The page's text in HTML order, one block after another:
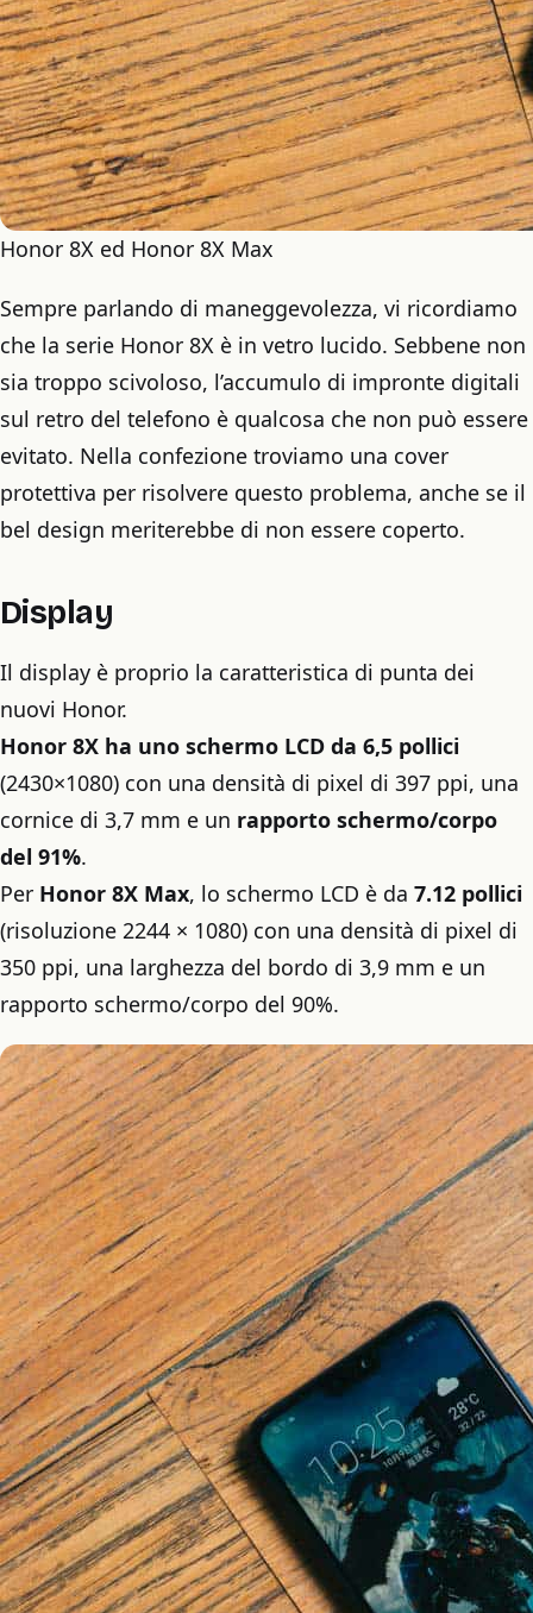
Honor 8X ed Honor 8X Max
Sempre parlando di maneggevolezza, vi ricordiamo
che la serie Honor 8X è in vetro lucido. Sebbene non
sia troppo scivoloso, l’accumulo di impronte digitali
sul retro del telefono è qualcosa che non può essere
evitato. Nella confezione troviamo una cover
protettiva per risolvere questo problema, anche se il
bel design meriterebbe di non essere coperto.
Display
Il display è proprio la caratteristica di punta dei
nuovi Honor.
Honor 8X ha uno schermo LCD da 6,5 pollici
(2430×1080) con una densità di pixel di 397 ppi, una
cornice di 3,7 mm e un rapporto schermo/corpo
del 91%.
Per Honor 8X Max, lo schermo LCD è da 7.12 pollici
(risoluzione 2244 × 1080) con una densità di pixel di
350 ppi, una larghezza del bordo di 3,9 mm e un
rapporto schermo/corpo del 90%.